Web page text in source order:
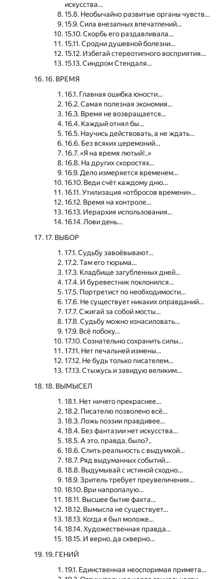
искусства…
15.8. Необычайно развитые органы чувств…
15.9. Сила внезапных впечатлений…
15.10. Скорбь его раздавливала…
15.11. Сродни душевной болезни…
15.12. Избегай стереотипного восприятия…
15.13. Синдром Стендаля…
16. ВРЕМЯ
16.1. Главная ошибка юности…
16.2. Самая полезная экономия…
16.3. Время не возвращается…
16.4. Каждый отнял бы…
16.5. Научись действовать, а не ждать…
16.6. Без всяких церемоний…
16.7. «Я на время лютый!..»
16.8. На других скоростях…
16.9. Дело измеряется временем…
16.10. Веди счёт каждому дню…
16.11. Утилизация «отбросов времени»…
16.12. Время на контроле…
16.13. Иерархия использования…
16.14. Лови день…
17. ВЫБОР
17.1. Судьбу завоёвывают…
17.2. Там его тюрьма…
17.3. Кладбище загубленных дней…
17.4. И буревестник поклонился…
17.5. Портретист по необходимости…
17.6. Не существует никаких оправданий…
17.7. Сжигай за собой мосты…
17.8. Судьбу можно изнасиловать…
17.9. Всё побоку…
17.10. Сознательно сохранить силы…
17.11. Нет печальней измены…
17.12. Не будь только писателем…
17.13. Стыжусь и завидую великим…
18. ВЫМЫСЕЛ
18.1. Нет ничего прекраснее…
18.2. Писателю позволено всё…
18.3. Ложь поэзии правдивее…
18.4. Без фантазии нет искусства…
18.5. А это, правда, было?..
18.6. Слить реальность с выдумкой…
18.7. Ряд выдуманных событий…
18.8. Выдумывай с истиной сходно…
18.9. Зритель требует преувеличения…
18.10. Ври напропалую…
18.11. Высшее бытие факта…
18.12. Вымысла не существует…
18.13. Когда я был моложе…
18.14. Художественная правда…
18.15. И верно, да скверно…
19. ГЕНИЙ
19.1. Единственная неоспоримая примета…